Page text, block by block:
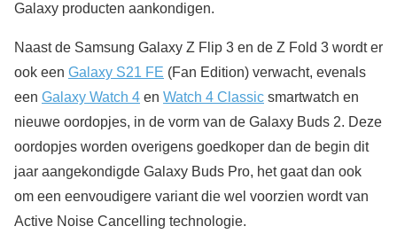
Galaxy producten aankondigen.
Naast de Samsung Galaxy Z Flip 3 en de Z Fold 3 wordt er
ook een Galaxy S21 FE (Fan Edition) verwacht, evenals
een Galaxy Watch 4 en Watch 4 Classic smartwatch en
nieuwe oordopjes, in de vorm van de Galaxy Buds 2. Deze
oordopjes worden overigens goedkoper dan de begin dit
jaar aangekondigde Galaxy Buds Pro, het gaat dan ook
om een eenvoudigere variant die wel voorzien wordt van
Active Noise Cancelling technologie.